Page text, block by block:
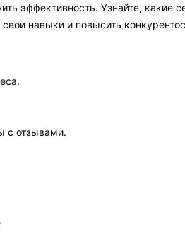
эффективность. Узнайте, какие
навыки и повысить
с отзывами.